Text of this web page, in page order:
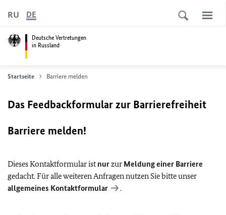
Deutsche Vertretungen
in Russland
RU DE
Startseite Barriere melden
Das Feedbackformular zur Barrierefreiheit
Barriere melden!
Dieses Kontaktformular istnurzur Meldung einer Barriere
gedacht. Für alle weiteren Anfragen nutzen Sie bitte unser
allgemeines Kontaktformular
.